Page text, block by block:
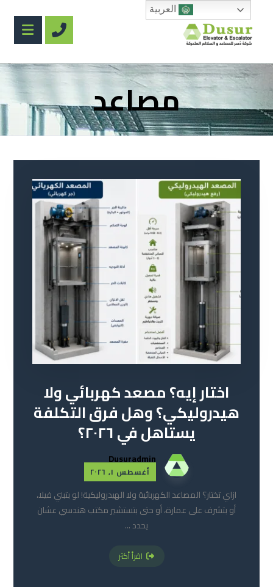
مصاعد
اختار إيه؟ مصعد كهربائي ولا
هيدروليكي؟ وهل فرق التكلفة
يستاهل في ٢٠٢٦؟
Dusuradmin
أغسطس ١, ٢٠٢٦
ازاي تختار؟ المصاعد الكهربائية ولا الهيدروليكية! لو بتبني فيلا،
أو بتشرف على عمارة، أو حتى بتستشير مكتب هندسي عشان
يحدد ...
اقرأ أكثر
العربية